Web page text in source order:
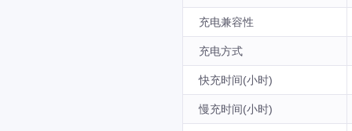
充电兼容性
充电方式
快充时间(小时)
慢充时间(小时)